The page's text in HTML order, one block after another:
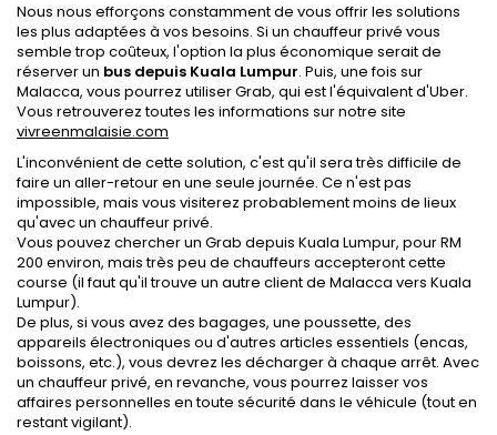
Nous nous efforçons constamment de vous offrir les solutions
les plus adaptées à vos besoins. Si un chauffeur privé vous
semble trop coûteux, l'option la plus économique serait de
réserver un bus depuis Kuala Lumpur. Puis, une fois sur
Malacca, vous pourrez utiliser Grab, qui est l'équivalent d'Uber.
Vous retrouverez toutes les informations sur notre site
vivreenmalaisie.com
L'inconvénient de cette solution, c'est qu'il sera très difficile de
faire un aller-retour en une seule journée. Ce n'est pas
impossible, mais vous visiterez probablement moins de lieux
qu'avec un chauffeur privé.
Vous pouvez chercher un Grab depuis Kuala Lumpur, pour RM
200 environ, mais très peu de chauffeurs accepteront cette
course (il faut qu'il trouve un autre client de Malacca vers Kuala
Lumpur).
De plus, si vous avez des bagages, une poussette, des
appareils électroniques ou d'autres articles essentiels (encas,
boissons, etc.), vous devrez les décharger à chaque arrêt. Avec
un chauffeur privé, en revanche, vous pourrez laisser vos
affaires personnelles en toute sécurité dans le véhicule (tout en
restant vigilant).